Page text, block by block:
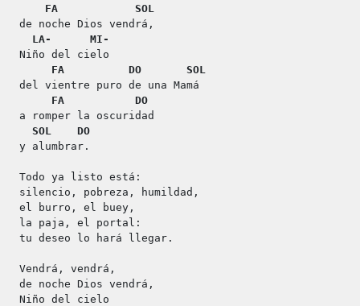
FA
SOL
de noche Dios vendrá,
LA-
MI-
Niño del cielo
FA
DO
SOL
del vientre puro de una Mamá
FA
DO
a romper la oscuridad
SOL
DO
y alumbrar.
Todo ya listo está:
silencio, pobreza, humildad,
el burro, el buey,
la paja, el portal:
tu deseo lo hará llegar.
Vendrá, vendrá,
de noche Dios vendrá,
Niño del cielo